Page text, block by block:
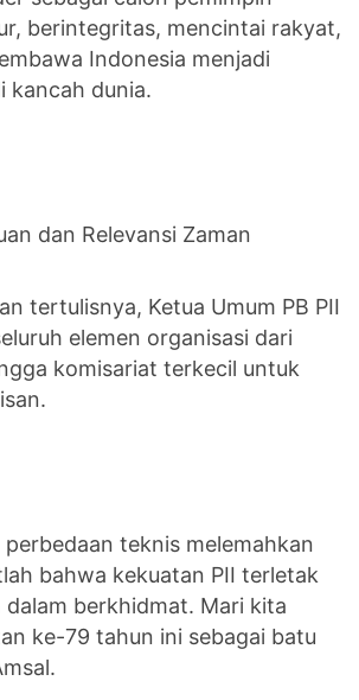
berintegritas, mencintai rakyat,
Indonesia menjadi
kancah dunia.
dan Relevansi Zaman
tertulisnya, Ketua Umum PB PII
elemen organisasi dari
komisariat terkecil untuk
perbedaan teknis melemahkan
bahwa kekuatan PII terletak
dalam berkhidmat. Mari kita
ke-79 tahun ini sebagai batu